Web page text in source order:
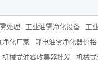
处理 工业油雾净化设备 工
净化厂家 静电油雾净化器价格
机械式油雾收集器批发 机械式